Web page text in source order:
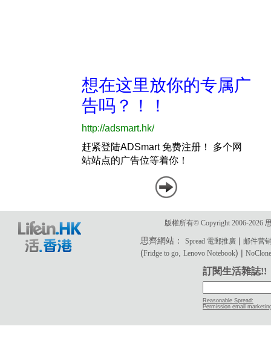
版權所有© Copyright 2006-2026
思齊網站：Spread 電郵推廣 |邮件营
(Fridge to go ,Lenovo Notebook) |